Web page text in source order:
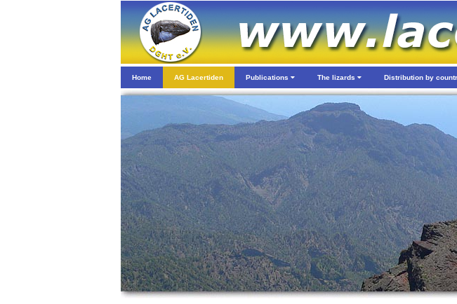
Home AG Lacertiden Publications The lizards Distribution by